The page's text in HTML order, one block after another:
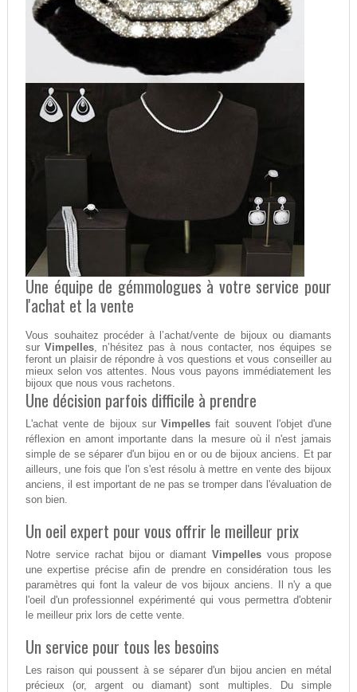
Une équipe de gémmologues à votre service pour
l'achat et la vente
Vous souhaitez procéder à l’achat/vente de bijoux ou diamants
surVimpelles, n’hésitez pas à nous contacter, nos équipes se
feront un plaisir de répondre à vos questions et vous conseiller au
mieux selon vos attentes. Nous vous payons immédiatement les
bijoux que nous vous rachetons.
Une décision parfois difficile à prendre
L'achat vente de bijoux surVimpelles fait souvent l'objet d'une
réflexion en amont importante dans la mesure où il n'est jamais
simple de se séparer d'un bijou en or ou de bijoux anciens. Et par
ailleurs, une fois que l'on s'est résolu à mettre en vente des bijoux
anciens, il est important de ne pas se tromper dans l'évaluation de
son bien.
Un oeil expert pour vous offrir le meilleur prix
Notre service rachat bijou or diamantVimpelles vous propose
une expertise précise afin de prendre en considération tous les
paramètres qui font la valeur de vos bijoux anciens. Il n'y a que
l'oeil d'un professionnel expérimenté qui vous permettra d'obtenir
le meilleur prix lors de cette vente.
Un service pour tous les besoins
Les raison qui poussent à se séparer d'un bijou ancien en métal
précieux (or, argent ou diamant) sont multiples. Du simple